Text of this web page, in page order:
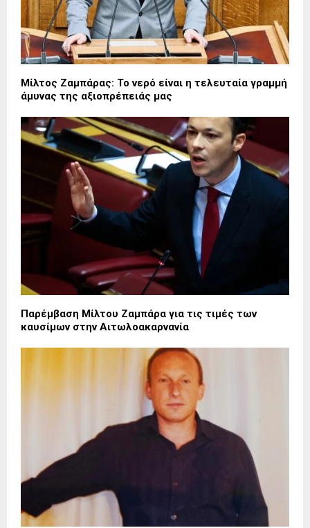
Μίλτος Ζαμπάρας: Το νερό είναι η τελευταία γραμμή
άμυνας της αξιοπρέπειάς μας
Παρέμβαση Μίλτου Ζαμπάρα για τις τιμές των
καυσίμων στην Αιτωλοακαρνανία